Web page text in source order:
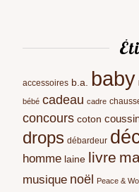
accessoires b.a. baby
bébé cadeau cadre
concours coton
drops débardeur
homme laine livre
musique noël Peace &